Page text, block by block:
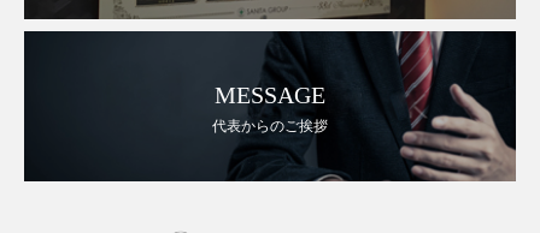
MESSAGE
代表からのご挨拶